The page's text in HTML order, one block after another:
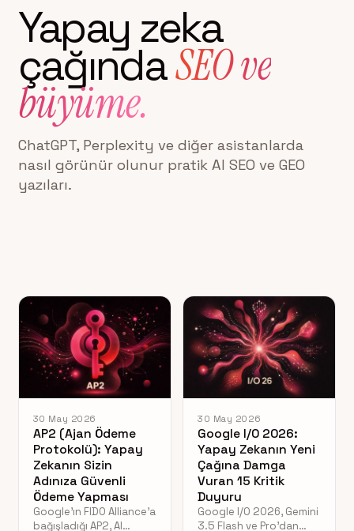
Yapay zeka
çağındaSEO ve
büyüme.
ChatGPT, Perplexity ve diğer asistanlarda
nasıl görünür olunur pratik AI SEO ve GEO
yazıları.
30 May 2026
AP2 (Ajan Ödeme
Protokolü): Yapay
Zekanın Sizin
Adınıza Güvenli
Ödeme Yapması
Google'ın FIDO Alliance'a
bağışladığı AP2, AI
30 May 2026
Google I/O 2026:
Yapay Zekanın Yeni
Çağına Damga
Vuran 15 Kritik
Duyuru
Google I/O 2026, Gemini
3.5 Flash ve Pro'dan